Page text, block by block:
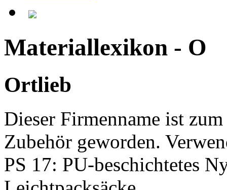
Materiallexikon - O
Ortlieb
Dieser Firmenname ist
Zubehör geworden.
PS 17: PU-beschichtetes